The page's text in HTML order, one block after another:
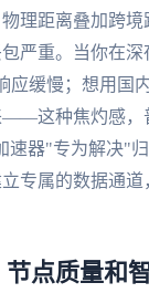
理距离叠加跨境
严重。当你在
应缓慢；想用国
——这种焦灼感，
速器"专为解决"归
专属的数据通道
点质量和